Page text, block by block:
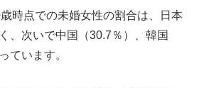
時点での未婚女性の割合は、日本
、次いで中国（30.7％）、韓国
ています。